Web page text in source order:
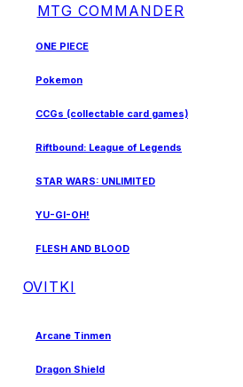
MTG COMMANDER
ONE PIECE
Pokemon
CCGs (collectable card games)
Riftbound: League of Legends
STAR WARS: UNLIMITED
YU-GI-OH!
FLESH AND BLOOD
OVITKI
Arcane Tinmen
Dragon Shield